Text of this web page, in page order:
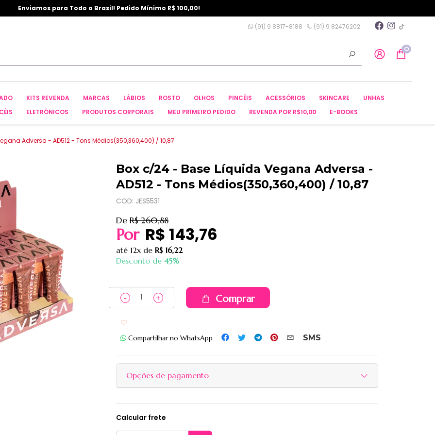
Enviamos para Todo o Brasil! Pedido Mínimo R$ 100,00!
(91) 9 8817-8188 (91) 9 82476202
0
KITS REVENDA MARCAS LÁBIOS ROSTO OLHOS PINCÉIS ACESSÓRIOS SKINCARE
UNHAS
ELETRÔNICOS PRODUTOS CORPORAIS MEU PRIMEIRO PEDIDO REVENDA POR R$10,00 E-BOOKS
Adversa - AD512 - Tons Médios(350,360,400) / 10,87
Box c/24 - Base Líquida Vegana Adversa -
AD512 - Tons Médios(350,360,400) / 10,87
COD: JES5531
De R$ 260,88
Por R$ 143,76
até 12x de R$ 16,22
Desconto de 45%
Comprar
Compartilhar no WhatsApp
SMS
Opções de pagamento
Calcular frete